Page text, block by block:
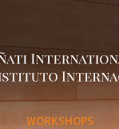
WORKSHOPS